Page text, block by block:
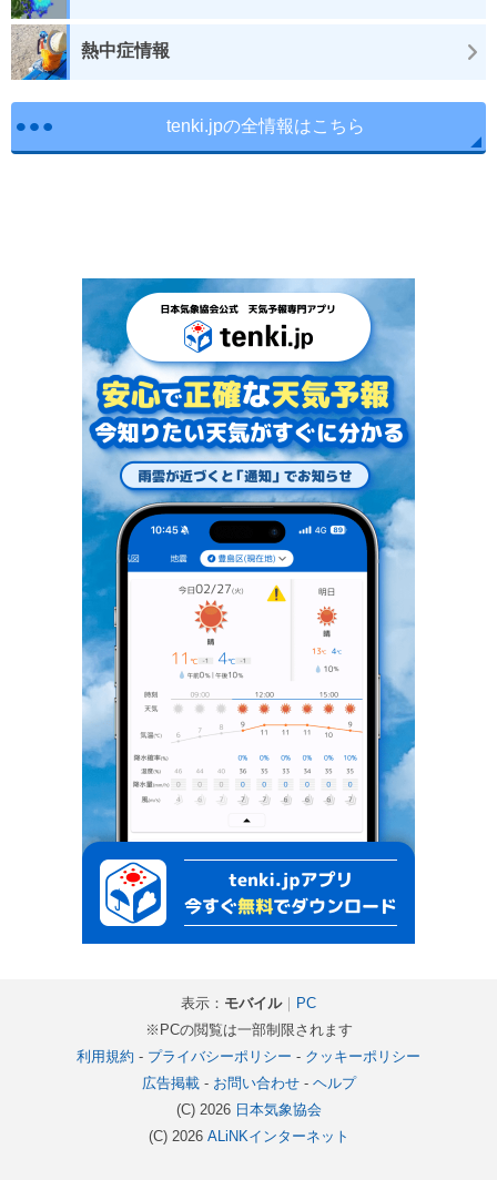
熱中症情報
tenki.jpの全情報はこちら
表示： モバイル｜ PC
※PCの閲覧は一部制限されます
利用規約 - プライバシーポリシー - クッキーポリシー
広告掲載- お問い合わせ- ヘルプ
(C) 2026 日本気象協会
(C) 2026 ALiNKインターネット